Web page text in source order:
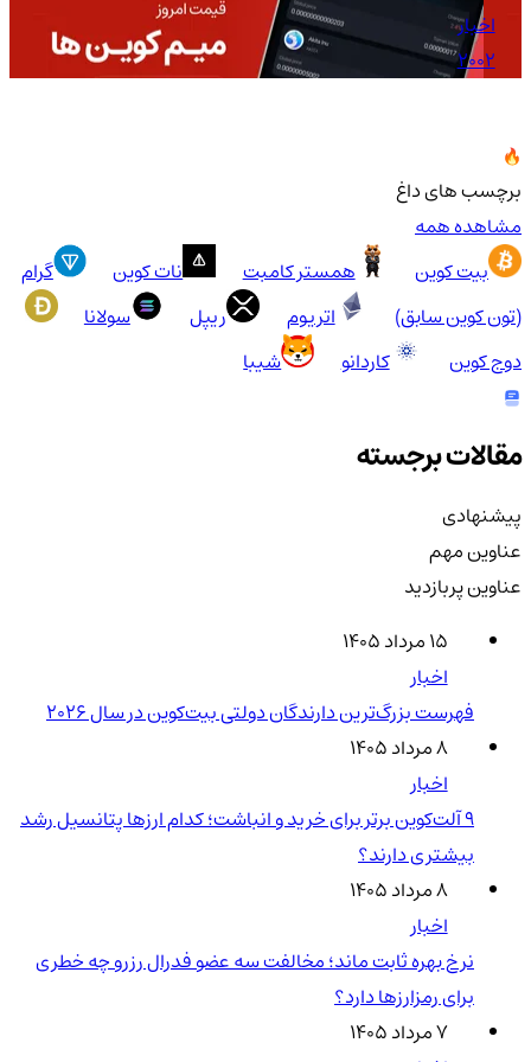
اخبار
2002
برچسب های داغ
مشاهده همه
بیت کوین
همستر کامبت نات کوین
گرام
(تون کوین سابق)
اتریوم ریپل
سولانا
دوج کوین
کاردانو شیبا
مقالات برجسته
پیشنهادی
عناوین مهم
عناوین پربازدید
۱۵ مرداد ۱۴۰۵
اخبار
فهرست بزرگ‌ترین دارندگان دولتی بیت‌کوین در سال 2026
۸ مرداد ۱۴۰۵
اخبار
۹ آلت‌کوین برتر برای خرید و انباشت؛ کدام ارزها پتانسیل رشد
بیشتری دارند؟
۸ مرداد ۱۴۰۵
اخبار
نرخ بهره ثابت ماند؛ مخالفت سه عضو فدرال رزرو چه خطری
برای رمزارزها دارد؟
۷ مرداد ۱۴۰۵